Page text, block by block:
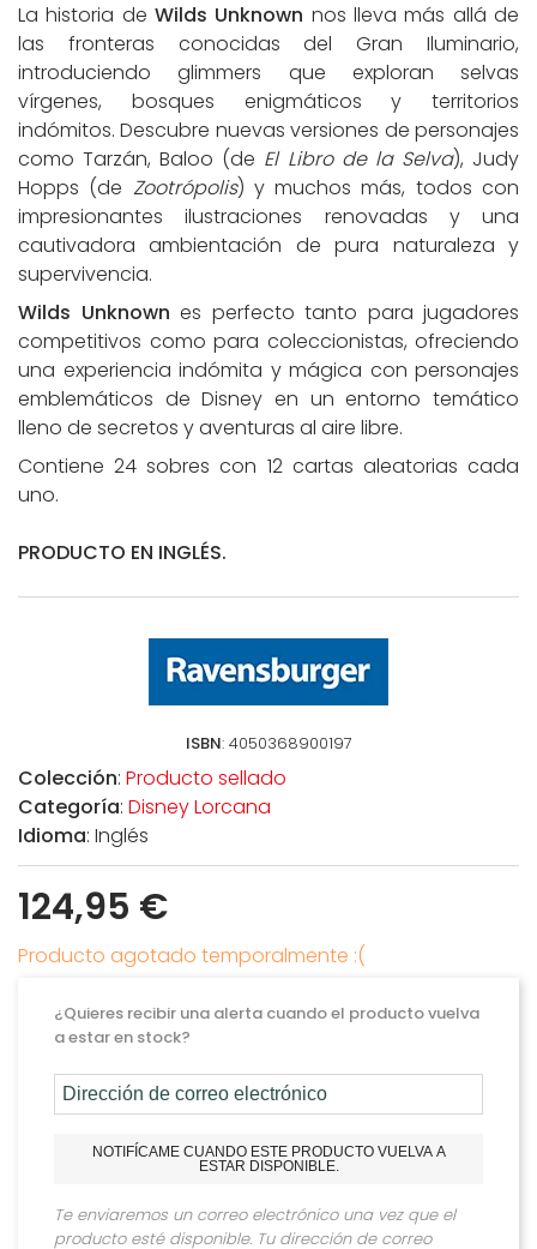
La historia de Wilds Unknown nos lleva más allá de
las fronteras conocidas del Gran Iluminario,
introduciendo glimmers que exploran selvas
vírgenes, bosques enigmáticos y territorios
indómitos. Descubre nuevas versiones de personajes
como Tarzán, Baloo (de El Libro de la Selva), Judy
Hopps (de Zootrópolis) y muchos más, todos con
impresionantes ilustraciones renovadas y una
cautivadora ambientación de pura naturaleza y
supervivencia.
Wilds Unknown es perfecto tanto para jugadores
competitivos como para coleccionistas, ofreciendo
una experiencia indómita y mágica con personajes
emblemáticos de Disney en un entorno temático
lleno de secretos y aventuras al aire libre.
Contiene 24 sobres con 12 cartas aleatorias cada
uno.
PRODUCTO EN INGLÉS.
ISBN: 4050368900197
Colección: Producto sellado
Categoría: Disney Lorcana
Idioma: Inglés
124,95 €
Producto agotado temporalmente :(
¿Quieres recibir una alerta cuando el producto vuelva
a estar en stock?
NOTIFÍCAME CUANDO ESTE PRODUCTO VUELVA A
ESTAR DISPONIBLE.
Te enviaremos un correo electrónico una vez que el
producto esté disponible. Tu dirección de correo